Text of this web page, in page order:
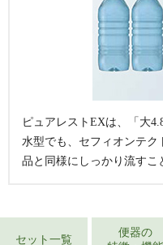
ピュアレストEXは、「大
水型でも、セフィオンテ
品と同様にしっかり流すこ
セット一覧
便器の